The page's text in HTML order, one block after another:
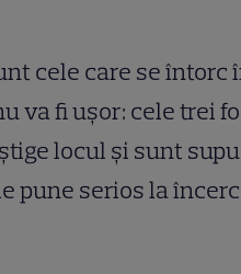
cele care se întorc
va fi ușor: cele trei
locul și sunt
pune serios la